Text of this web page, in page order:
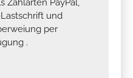
Zahlarten PayPal,
und
per
.